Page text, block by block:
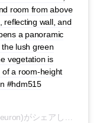
room from above
reflecting wall, and
a panoramic
lush green
vegetation is
a room-height
#hdm515
がシェアした投稿 –